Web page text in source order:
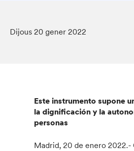
Dijous 20 gener 2022
Este instrumento supone
la dignificación y la
personas
Madrid, 20 de enero 2022.-